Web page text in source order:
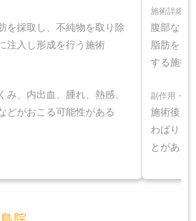
を採取し、不純物を取り除
注入し形成を行う施術
み、内出血、腫れ、熱感、
どがおこる可能性がある
施術詳細
腹部など
脂肪を、
する施術
副作用・リ
施術後よ
わばり、
とがある